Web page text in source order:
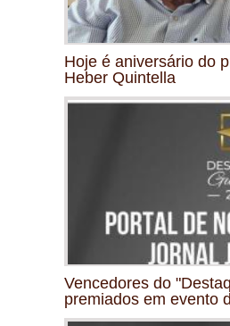
Hoje é aniversário do
Heber Quintella
Vencedores do
premiados em evento